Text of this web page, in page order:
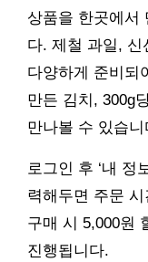
상품을 한곳에서
다. 제철 과일, 신
다양하게 준비되
만든 김치, 300g
만나볼 수 있습니
로그인 후 ‘내 정
력해두면 주문
구매 시 5,000원
진행됩니다.